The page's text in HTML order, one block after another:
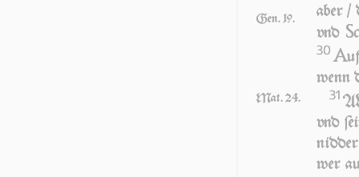
Gen. 19.
aber /
vnd S
30 A
wenn
Mat. 24. 31
vnd
wer